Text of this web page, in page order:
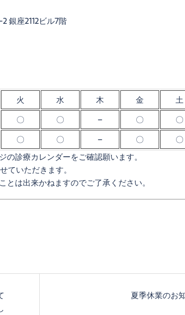
銀座2112ビル7階
火 水 木 金 土
〇 〇 – 〇 〇
〇 〇 – 〇 〇
診療カレンダーをご確認願います。
いただきます。
は出来かねますのでご了承ください。
夏季休業のお